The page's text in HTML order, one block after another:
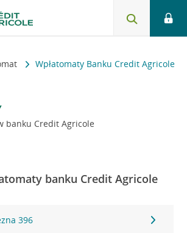
Wpłatomaty Banku Credit Agricole
banku Credit Agricole
banku Credit Agricole
396